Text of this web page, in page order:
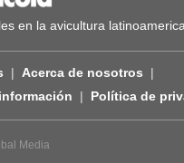
en la avicultura
Acerca de nosotros
Política de
Media